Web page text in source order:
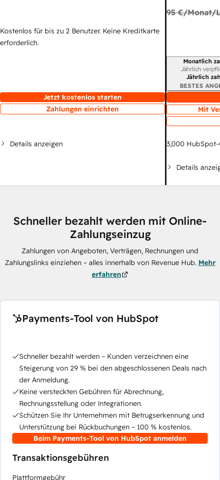
Kostenlos für bis zu 2 Benutzer. Keine Kreditkarte
erforderlich.
Jetzt kostenlos starten
Zahlungen einrichten
Details anzeigen
95 €/Monat/
Monatlich
Jährlich
Jährlich
BESTES
Mit
3,000
Details
Schneller bezahlt werden mit Online-
Zahlungseinzug
Zahlungen von Angeboten, Verträgen, Rechnungen und
Zahlungslinks einziehen – alles innerhalb von Revenue Hub. Mehr
erfahren
Payments-Tool von HubSpot
Schneller bezahlt werden – Kunden verzeichnen eine
Steigerung von 29 % bei den abgeschlossenen Deals nach
der Anmeldung.
Keine versteckten Gebühren für Abrechnung,
Rechnungsstellung oder Integrationen.
Schützen Sie Ihr Unternehmen mit Betrugserkennung und
Unterstützung bei Rückbuchungen – 100 % kostenlos.
Beim Payments-Tool von HubSpot anmelden
Transaktionsgebühren
Plattformgebühr